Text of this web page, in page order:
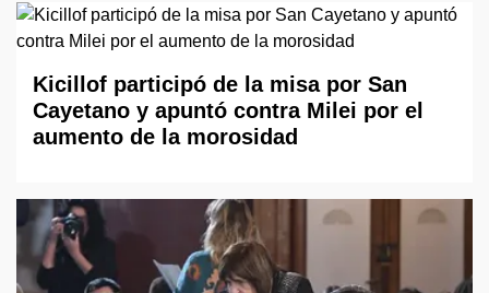
Kicillof participó de la misa por San
Cayetano y apuntó contra Milei por el
aumento de la morosidad